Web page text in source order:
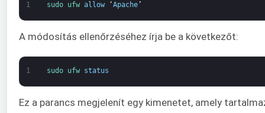
1 sudo ufw allow ‘Apache’
A módosítás ellenőrzéséhez írja be a következőt:
1 sudo ufw status
Ez a parancs megjelenít egy kimenetet, amely